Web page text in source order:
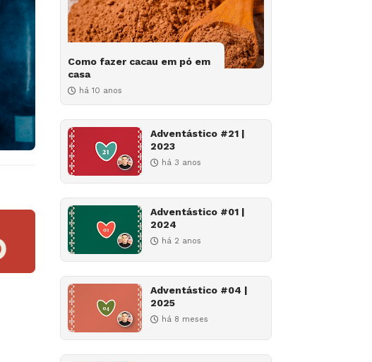
Como fazer cacau em pó em
casa
há 10 anos
Adventástico #21 |
2023
há 3 anos
Adventástico #01 |
2024
há 2 anos
Adventástico #04 |
2025
há 8 meses